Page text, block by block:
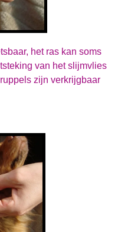
het ras kan soms
van het slijmvlies
zijn verkrijgbaar